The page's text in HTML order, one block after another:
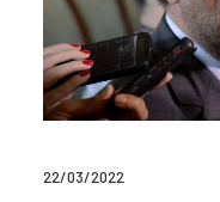
22/03/2022